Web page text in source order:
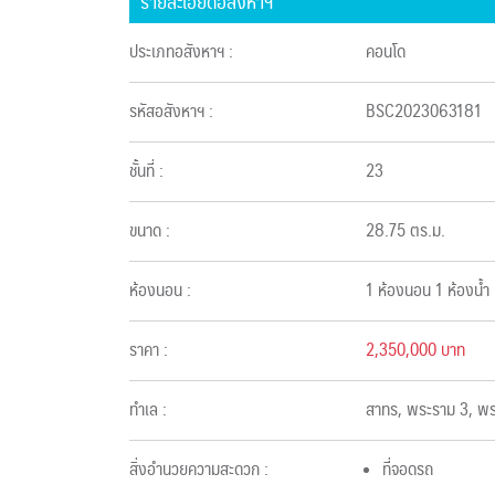
ประเภทอสังหาฯ : คอนโด
รหัสอสังหาฯ : BSC2023063181
ชั้นที่ : 23
ขนาด : 28.75 ตร.ม.
ห้องนอน : 1 ห้องนอน 1 ห้องน้ำ
ราคา : 2,350,000 บาท
ทำเล : สาทร, พระราม 3, พ
สิ่งอำนวยความสะดวก : ที่จอดรถ